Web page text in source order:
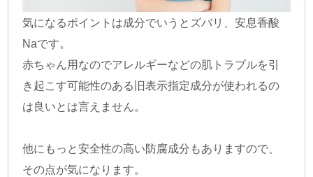
気になるポイントは成分でいうとズバリ、安息香酸
Naです。
赤ちゃん用なのでアレルギーなどの肌トラブルを引
き起こす可能性のある旧表示指定成分が使われるの
は良いとは言えません。
他にもっと安全性の高い防腐成分もありますので、
その点が気になります。